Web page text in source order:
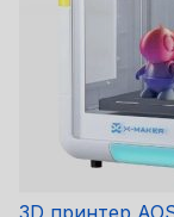
3D принтер